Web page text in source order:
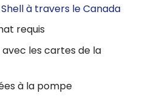
à travers le Canada
requis
les cartes de la
à la pompe